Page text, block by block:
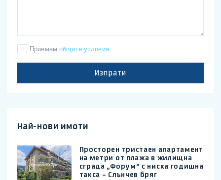
Приемам общите условия.
Изпрати
Най-нови имоти
Просторен тристаен апартамент
на метри от плажа в жилищна
сграда „Форум“ с ниска годишна
такса – Слънчев бряг